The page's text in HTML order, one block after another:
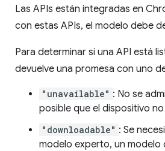
Las APIs están integradas en
con estas APIs, el modelo debe
Para determinar si una API está
devuelve una promesa con uno
"unavailable" : No se
posible que el dispositivo
"downloadable" : Se
modelo experto, un modelo